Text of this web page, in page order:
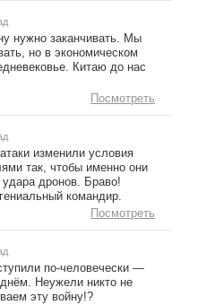
нужно заканчивать. Мы
но в экономическом
Китаю до нас
Посмотреть
изменили условия
так, чтобы именно они
дронов. Браво!
командир.
Посмотреть
по-человечески —
Неужели никто не
эту войну!?